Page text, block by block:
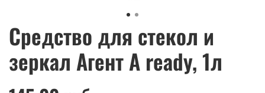
Средство для стекол и
зеркал Агент А ready, 1л